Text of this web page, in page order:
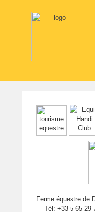
Ferme équestre de
Tél: +33 5 65 29